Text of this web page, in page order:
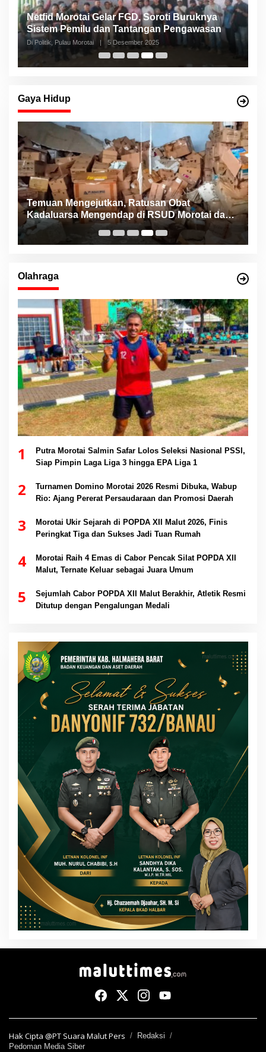
Netfid Morotai Gelar FGD, Soroti Buruknya
Sistem Pemilu dan Tantangan Pengawasan
Di Politik, Pulau Morotai 5 Desember 2025
Gaya Hidup
Temuan Mengejutkan, Ratusan Obat
Kadaluarsa Mengendap di RSUD Morotai dan
Faskes sejak 2022
Olahraga
1
Putra Morotai Salmin Safar Lolos Seleksi Nasional PSSI,
Siap Pimpin Laga Liga 3 hingga EPA Liga 1
2
Turnamen Domino Morotai 2026 Resmi Dibuka, Wabup
Rio: Ajang Pererat Persaudaraan dan Promosi Daerah
3
Morotai Ukir Sejarah di POPDA XII Malut 2026, Finis
Peringkat Tiga dan Sukses Jadi Tuan Rumah
4
Morotai Raih 4 Emas di Cabor Pencak Silat POPDA XII
Malut, Ternate Keluar sebagai Juara Umum
5
Sejumlah Cabor POPDA XII Malut Berakhir, Atletik Resmi
Ditutup dengan Pengalungan Medali
Hak Cipta @PT Suara Malut Pers
Redaksi
Pedoman Media Siber